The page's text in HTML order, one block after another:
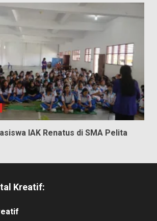
IAK Renatus di SMA Pelita
Kreatif: